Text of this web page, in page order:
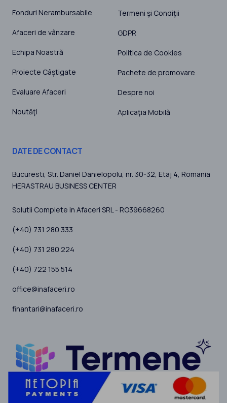
Fonduri Nerambursabile
Afaceri de vânzare
Echipa Noastră
Proiecte Câștigate
Evaluare Afaceri
Noutăţi
Termeni şi Condiţii
GDPR
Politica de Cookies
Pachete de promovare
Despre noi
Aplicaţia Mobilă
DATE DE CONTACT
Bucuresti, Str. Daniel Danielopolu, nr. 30-32, Etaj 4, Romania
HERASTRAU BUSINESS CENTER
Solutii Complete in Afaceri SRL - RO39668260
(+40) 731 280 333
(+40) 731 280 224
(+40) 722 155 514
office@inafaceri.ro
finantari@inafaceri.ro